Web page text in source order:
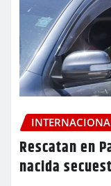
Rescatan en
nacida